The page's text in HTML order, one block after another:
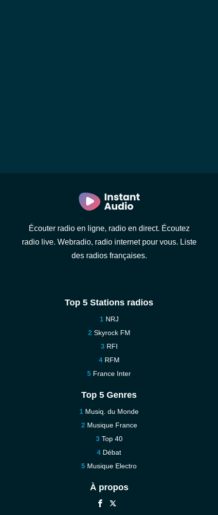
Écouter radio en ligne, radio en direct. Écoutez
radio live. Webradio, radio internet pour vous. Liste
des radios françaises.
Top 5 Stations radios
NRJ
Skyrock FM
RFI
RFM
France Inter
Top 5 Genres
Musiq. du Monde
Musique France
Top 40
Débat
Musique Electro
À propos